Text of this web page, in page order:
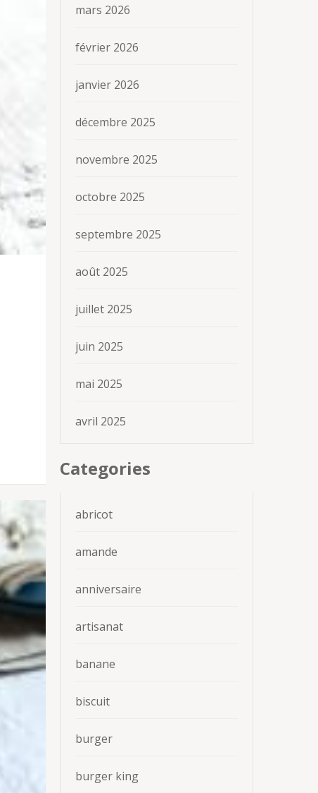
mars 2026
février 2026
janvier 2026
décembre 2025
novembre 2025
octobre 2025
septembre 2025
août 2025
juillet 2025
juin 2025
mai 2025
avril 2025
Categories
abricot
amande
anniversaire
artisanat
banane
biscuit
burger
burger king